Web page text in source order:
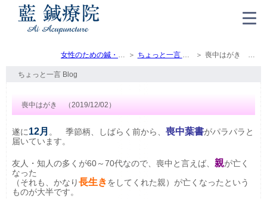
女性のための鍼・灸・マッサージ（トップ） ちょっと一言 Blog 喪中はがき （2019/12/02）
ちょっと一言 Blog
喪中はがき （2019/12/02）
遂に12月 。 季節柄、しばらく前から、 喪中葉書がパラパラと
届いています。
友人・知人の多くが60～70代なので、喪中と言えば、 親が亡く
なった
（それも、かなり長生きをしてくれた親）が亡くなったという
ものが大半です。